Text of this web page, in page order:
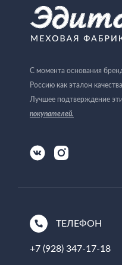
С момента основания
Россию как эталон
Лучшее подтверждение
покупателей.
ТЕЛЕФОН
+7 (928) 347-17-18